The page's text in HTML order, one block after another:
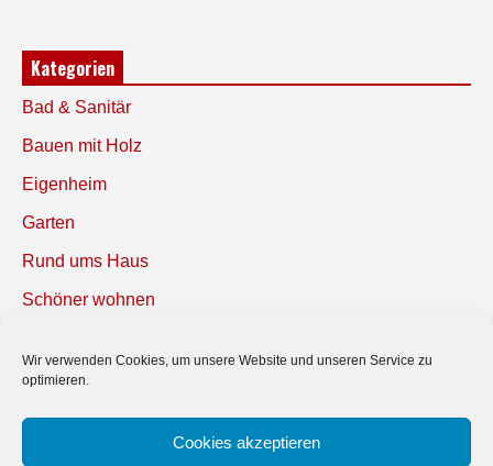
Wir verwenden Cookies, um unsere Website und unseren Service zu
optimieren.
Cookies akzeptieren
Kategorien
Bad & Sanitär
Bauen mit Holz
Eigenheim
Garten
Rund ums Haus
Schöner wohnen